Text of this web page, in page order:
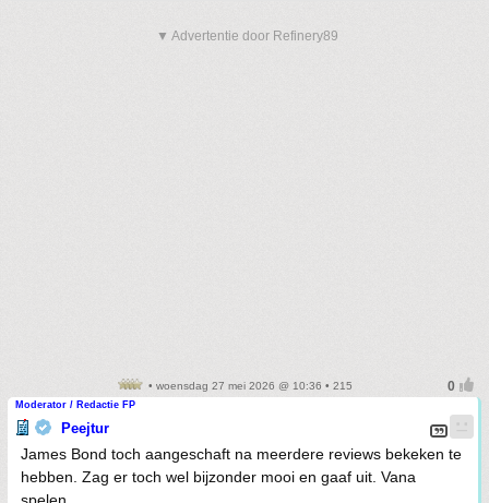
▼ Advertentie door Refinery89
• woensdag 27 mei 2026 @ 10:36 • 215
Moderator / Redactie FP
Peejtur
James Bond toch aangeschaft na meerdere reviews bekeken te
hebben. Zag er toch wel bijzonder mooi en gaaf uit. Vana